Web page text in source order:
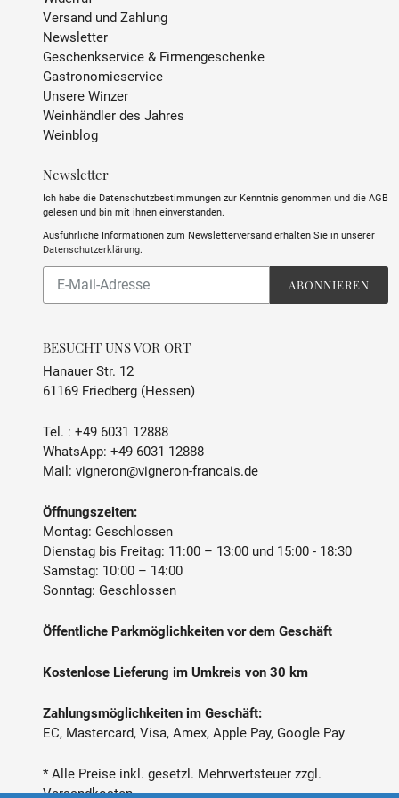
Versand und Zahlung
Newsletter
Geschenkservice & Firmengeschenke
Gastronomieservice
Unsere Winzer
Weinhändler des Jahres
Weinblog
Newsletter
Ich habe die Datenschutzbestimmungen zur Kenntnis genommen und die AGB
gelesen und bin mit ihnen einverstanden.
Ausführliche Informationen zum Newsletterversand erhalten Sie in unserer
Datenschutzerklärung.
unsere
ABONNIEREN
BESUCHT UNS VOR ORT
Hanauer Str. 12
61169 Friedberg (Hessen)
Tel. : +49 6031 12888
WhatsApp: +49 6031 12888
Mail: vigneron@vigneron-francais.de
Öffnungszeiten:
Montag: Geschlossen
Dienstag bis Freitag: 11:00 – 13:00 und 15:00 - 18:30
Samstag: 10:00 – 14:00
Sonntag: Geschlossen
Öffentliche Parkmöglichkeiten vor dem Geschäft
Kostenlose Lieferung im Umkreis von 30 km
Zahlungsmöglichkeiten im Geschäft:
EC, Mastercard, Visa, Amex, Apple Pay, Google Pay
* Alle Preise inkl. gesetzl. Mehrwertsteuer zzgl.
Versandkosten